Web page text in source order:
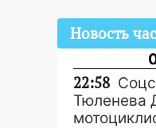
Новость
22:58
Тюленева